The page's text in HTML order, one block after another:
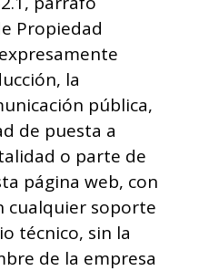
Propiedad
la
pública,
de puesta a
o parte de
página web, con
cualquier soporte
técnico, sin la
de la empresa